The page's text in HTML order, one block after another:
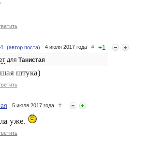
(автор поста) 4 июля 2017 года # +1
для Танистая
штука)
5 июля 2017 года #
уже.